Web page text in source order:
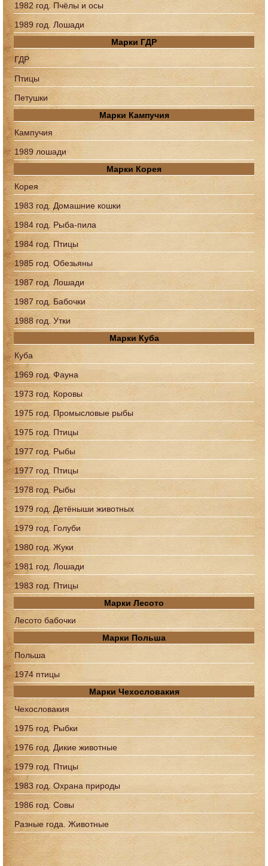
1982 год. Пчёлы и осы
1989 год. Лошади
Марки ГДР
ГДР
Птицы
Петушки
Марки Кампучия
Кампучия
1989 лошади
Марки Корея
Корея
1983 год. Домашние кошки
1984 год. Рыба-пила
1984 год. Птицы
1985 год. Обезьяны
1987 год. Лошади
1987 год. Бабочки
1988 год. Утки
Марки Куба
Куба
1969 год. Фауна
1973 год. Коровы
1975 год. Промысловые рыбы
1975 год. Птицы
1977 год. Рыбы
1977 год. Птицы
1978 год. Рыбы
1979 год. Детёныши животных
1979 год. Голуби
1980 год. Жуки
1981 год. Лошади
1983 год. Птицы
Марки Лесото
Лесото бабочки
Марки Польша
Польша
1974 птицы
Марки Чехословакия
Чехословакия
1975 год. Рыбки
1976 год. Дикие животные
1979 год. Птицы
1983 год. Охрана природы
1986 год. Совы
Разные года. Животные